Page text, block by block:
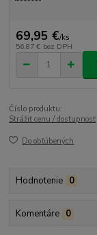
69,95 €/ks
56,87 € bez DPH
Číslo produktu:
Strážiť cenu / dostupnosť
Do obľúbených
Hodnotenie 0
Komentáre 0